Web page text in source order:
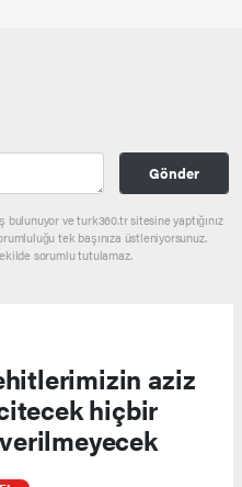
Gönder
bulunuyor ve turk360.tr sitesine yaptığınız
tek başınıza üstleniyorsunuz.
sorumlu tutulamaz.
aziz
hiçbir